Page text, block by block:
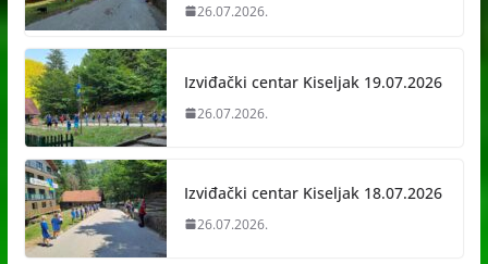
26.07.2026.
Izviđački centar Kiseljak 19.07.2026
26.07.2026.
Izviđački centar Kiseljak 18.07.2026
26.07.2026.